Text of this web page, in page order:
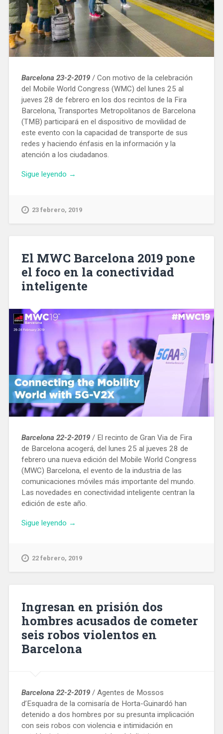
Barcelona 23-2-2019/ Con motivo de la celebración
del Mobile World Congress (WMC) del lunes 25 al
jueves 28 de febrero en los dos recintos de la Fira
Barcelona, ​​Transportes Metropolitanos de Barcelona
(TMB) participará en el dispositivo de movilidad de
este evento con la capacidad de transporte de sus
redes y haciendo énfasis en la información y la
atención a los ciudadanos.
Sigue leyendo «El
huelga
servicios
mínimos
que
insuficientes»
→
23 febrero, 2019
El MWC Barcelona 2019 pone
el foco en la conectividad
inteligente
Barcelona 22-2-2019/ El recinto de Gran Via de Fira
de Barcelona acogerá, del lunes 25 al jueves 28 de
febrero una nueva edición del Mobile World Congress
(MWC) Barcelona, el evento de la industria de las
comunicaciones móviles más importante del mundo.
Las novedades en conectividad inteligente centran la
edición de este año.
Sigue leyendo «El
2019
la
conectividad
inteligente»
→
22 febrero, 2019
Ingresan en prisión dos
hombres acusados de cometer
seis robos violentos en
Barcelona
Barcelona 22-2-2019/ Agentes de Mossos
d’Esquadra de la comisaría de Horta-Guinardó han
detenido a dos hombres por su presunta implicación
con seis robos con violencia e intimidación en